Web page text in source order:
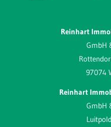
Reinhart
GmbH
97074
Reinhart
GmbH